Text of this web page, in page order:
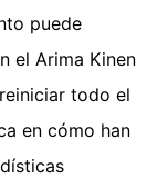
puede
el Arima Kinen
todo el
en cómo han